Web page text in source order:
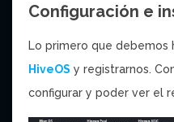
Configuración e
Lo primero que debemos
HiveOS y registrarnos.
configurar y poder ver el